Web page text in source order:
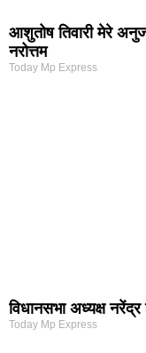
आशुतोष तिवारी मेरे
नरोत्तम
Today Mp Express
विधानसभा अध्यक्ष
Today Mp Express